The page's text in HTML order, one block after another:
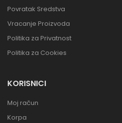
Povratak Sredstva
Vracanje Proizvoda
Politika za Privatnost
Politika za Cookies
KORISNICI
Moj račun
Korpa